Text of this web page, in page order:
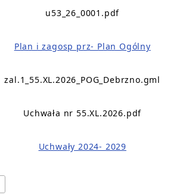
u53_26_0001.pdf
Plan i zagosp prz- Plan Ogólny
zal.1_55.XL.2026_POG_Debrzno.gml
Uchwała nr 55.XL.2026.pdf
Uchwały 2024- 2029